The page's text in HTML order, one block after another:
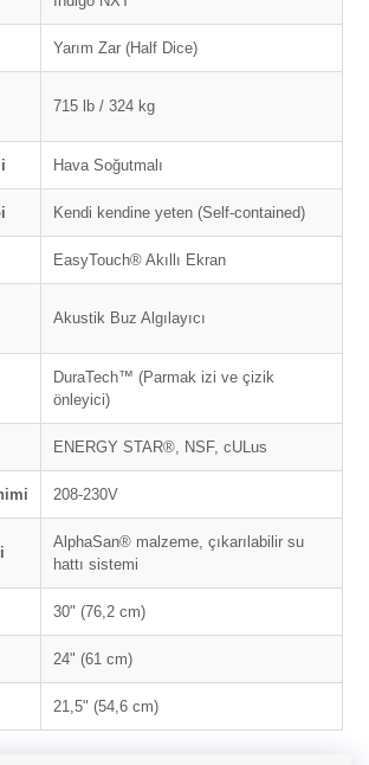
Yarım Zar (Half Dice)
715 lb / 324 kg
Hava Soğutmalı
Kendi kendine yeten (Self-contained)
EasyTouch® Akıllı Ekran
Akustik Buz Algılayıcı
DuraTech™ (Parmak izi ve çizik
önleyici)
ENERGY STAR®, NSF, cULus
208-230V
AlphaSan® malzeme, çıkarılabilir su
hattı sistemi
30" (76,2 cm)
24" (61 cm)
21,5" (54,6 cm)